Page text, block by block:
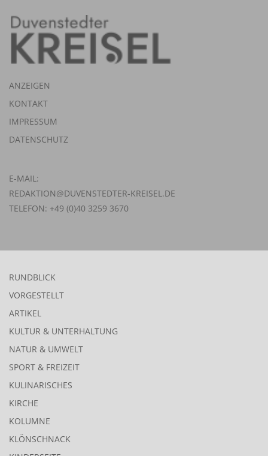
ANZEIGEN
KONTAKT
IMPRESSUM
DATENSCHUTZ
E-MAIL:
REDAKTION@DUVENSTEDTER-KREISEL.DE
TELEFON: +49 (0)40 3259 3670
RUNDBLICK
VORGESTELLT
ARTIKEL
KULTUR & UNTERHALTUNG
NATUR & UMWELT
SPORT & FREIZEIT
KULINARISCHES
KIRCHE
KOLUMNE
KLÖNSCHNACK